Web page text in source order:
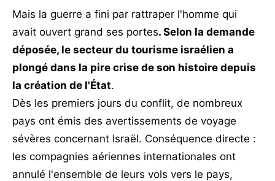
Mais la guerre a fini par rattraper l'homme qui
avait ouvert grand ses portes. Selon la demande
déposée, le secteur du tourisme israélien a
plongé dans la pire crise de son histoire depuis
la création de l'État.
Dès les premiers jours du conflit, de nombreux
pays ont émis des avertissements de voyage
sévères concernant Israël. Conséquence directe :
les compagnies aériennes internationales ont
annulé l'ensemble de leurs vols vers le pays,